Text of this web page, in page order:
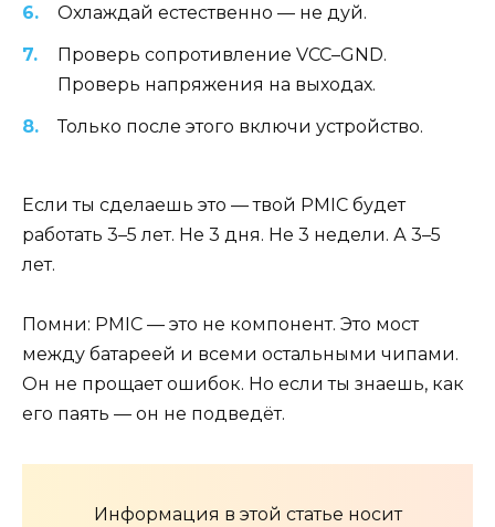
Охлаждай естественно — не дуй.
Проверь сопротивление VCC–GND.
Проверь напряжения на выходах.
Только после этого включи устройство.
Если ты сделаешь это — твой PMIC будет
работать 3–5 лет. Не 3 дня. Не 3 недели. А 3–5
лет.
Помни: PMIC — это не компонент. Это мост
между батареей и всеми остальными чипами.
Он не прощает ошибок. Но если ты знаешь, как
его паять — он не подведёт.
Информация в этой статье носит